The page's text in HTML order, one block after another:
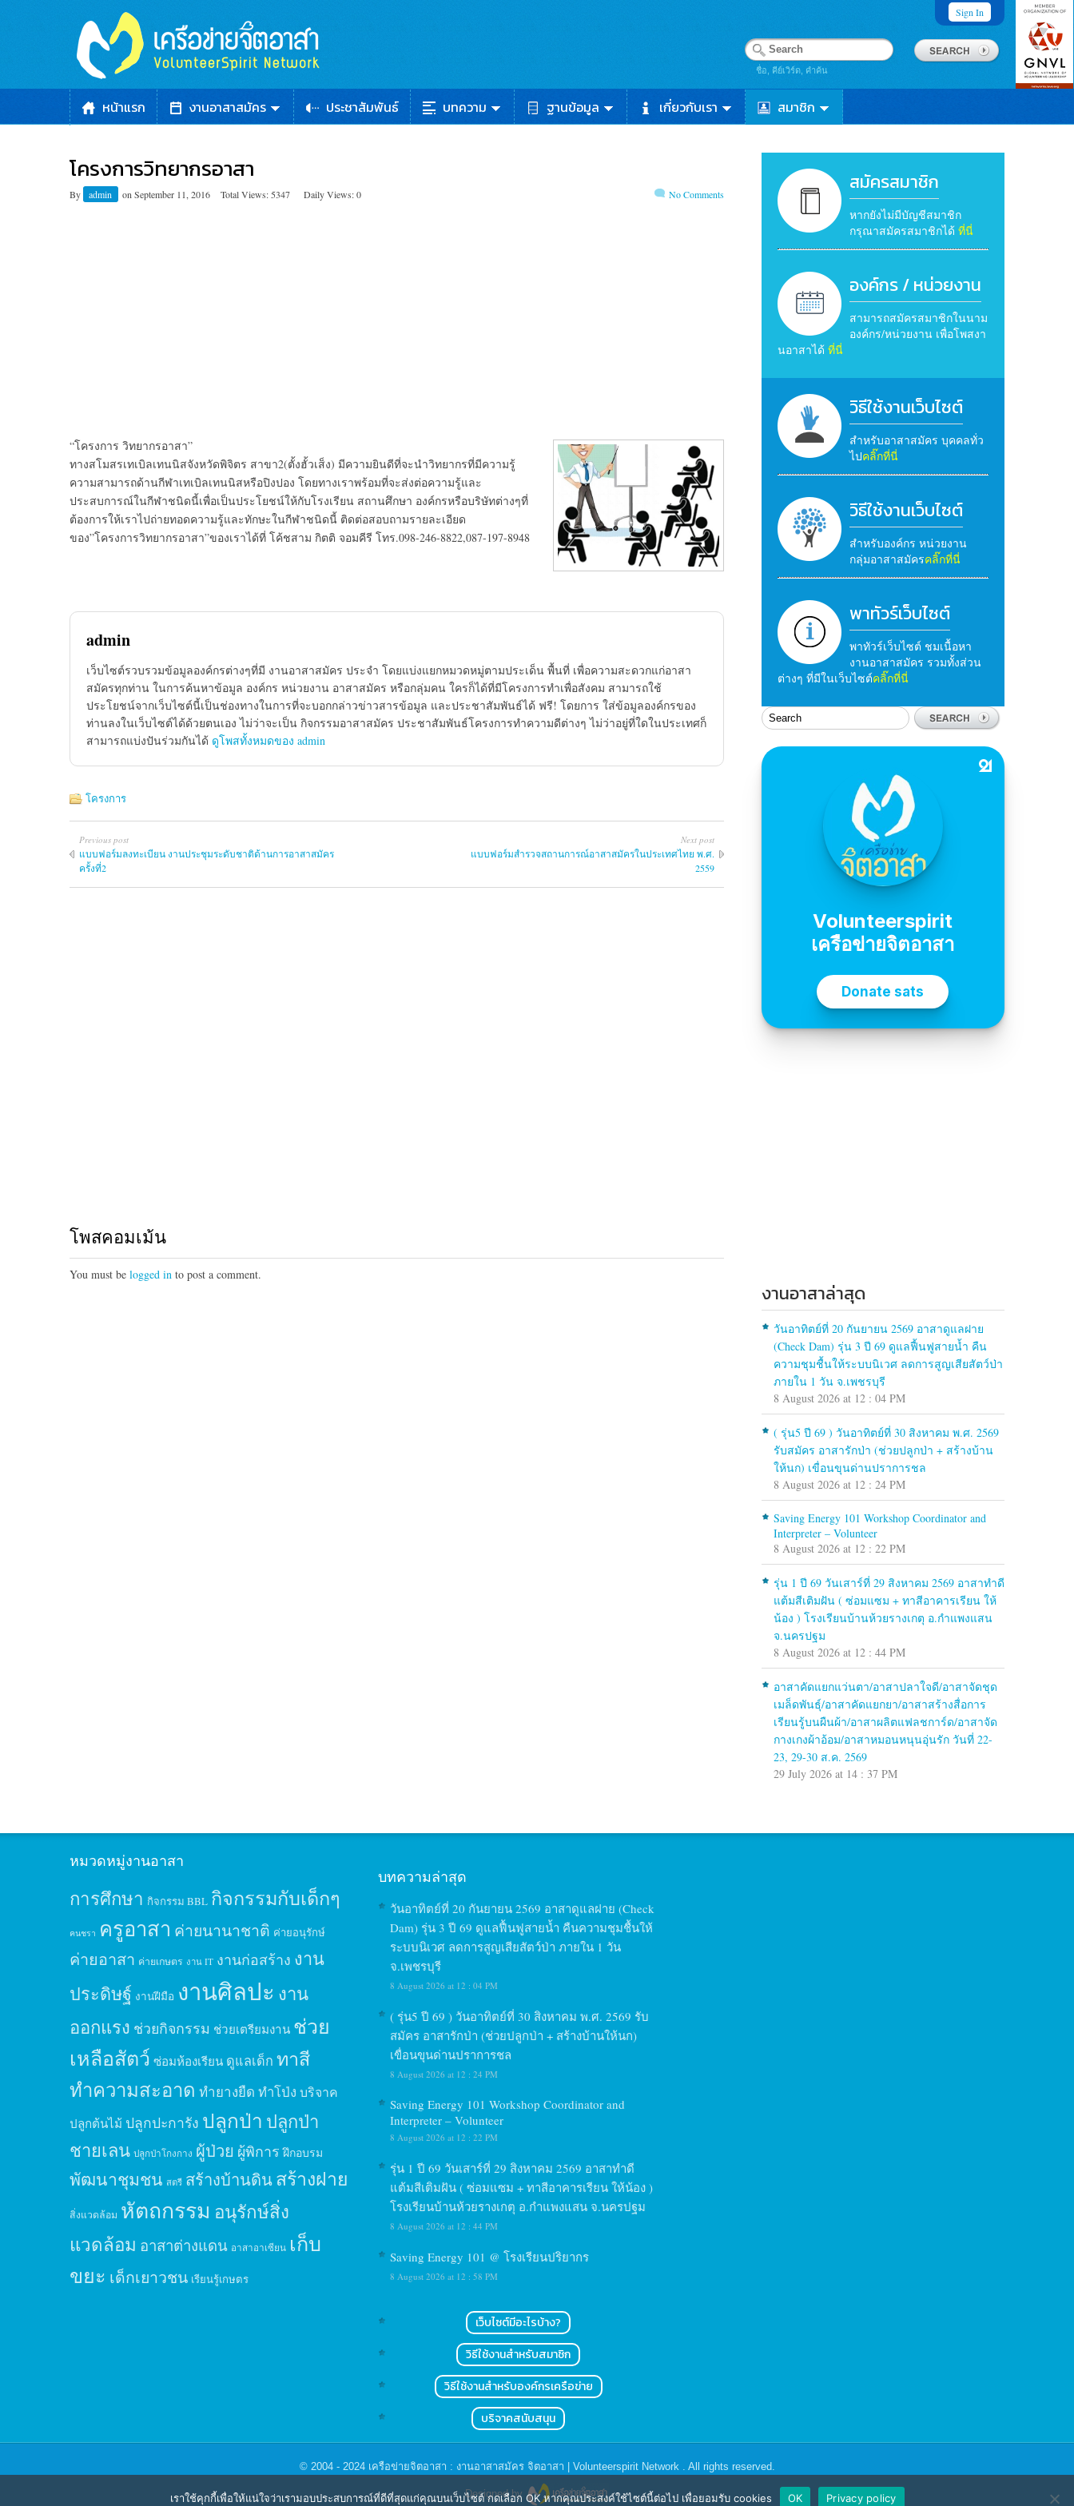
Sign In
ชื่อ, คีย์เวิร์ด, คำค้น
หน้าแรก งานอาสาสมัคร ประชาสัมพันธ์ บทความ ฐานข้อมูล เกี่ยวกับเรา สมาชิก
โครงการวิทยากรอาสา
By admin on September 11, 2016 Total Views: 5347 Daily Views: 0 No Comments
“โครงการ วิทยากรอาสา”
ทางสโมสรเทเบิลเทนนิสจังหวัดพิจิตร สาขา2(ตั้งฮั้วเส็ง) มีความยินดีที่จะนำวิทยากรที่มีความรู้
ความสามารถด้านกีฬาเทเบิลเทนนิสหรือปิงปอง โดยทางเราพร้อมที่จะส่งต่อความรู้และ
ประสบการณ์ในกีฬาชนิดนี้เพื่อเป็นประโยชน์ให้กับโรงเรียน สถานศึกษา องค์กรหรือบริษัทต่างๆที่
ต้องการให้เราไปถ่ายทอดความรู้และทักษะในกีฬาชนิดนี้ ติดต่อสอบถามรายละเอียด
ของ”โครงการวิทยากรอาสา”ของเราได้ที่ โค้ชสาม กิตติ จอมคีรี โทร.098-246-8822,087-197-8948
admin
เว็บไซต์รวบรวมข้อมูลองค์กรต่างๆที่มี งานอาสาสมัคร ประจำ โดยแบ่งแยกหมวดหมู่ตามประเด็น พื้นที่ เพื่อความสะดวกแก่อาสา
สมัครทุกท่าน ในการค้นหาข้อมูล องค์กร หน่วยงาน อาสาสมัคร หรือกลุ่มคน ใครก็ได้ที่มีโครงการทำเพื่อสังคม สามารถใช้
ประโยชน์จากเว็บไซต์นี้เป็นช่องทางในการที่จะบอกกล่าวข่าวสารข้อมูล และประชาสัมพันธ์ได้ ฟรี! โดยการ ใส่ข้อมูลองค์กรของ
ท่านลงในเว็บไซต์ได้ด้วยตนเอง ไม่ว่าจะเป็น กิจกรรมอาสาสมัคร ประชาสัมพันธ์โครงการทำความดีต่างๆ ไม่ว่าอยู่ที่ใดในประเทศก็
สามารถแบ่งปันร่วมกันได้ ดูโพสทั้งหมดของ admin
โครงการ
Previous post
แบบฟอร์มลงทะเบียน งานประชุมระดับชาติด้านการอาสาสมัคร
ครั้งที่2
Next post
แบบฟอร์มสำรวจสถานการณ์อาสาสมัครในประเทศไทย พ.ศ.
2559
โพสคอมเม้น
You must be logged in to post a comment.
สมัครสมาชิก
หากยังไม่มีบัญชีสมาชิก
กรุณาสมัครสมาชิกได้ ที่นี่
องค์กร / หน่วยงาน
สามารถสมัครสมาชิกในนาม
องค์กร/หน่วยงาน เพื่อโพสงา
นอาสาได้ ที่นี่
วิธีใช้งานเว็บไซต์
สำหรับอาสาสมัคร บุคคลทั่ว
ไปคลิ๊กที่นี่
วิธีใช้งานเว็บไซต์
สำหรับองค์กร หน่วยงาน
กลุ่มอาสาสมัครคลิ๊กที่นี่
พาทัวร์เว็บไซต์
พาทัวร์เว็บไซต์ ชมเนื้อหา
งานอาสาสมัคร รวมทั้งส่วน
ต่างๆ ที่มีในเว็บไซต์คลิ๊กที่นี่
งานอาสาล่าสุด
วันอาทิตย์ที่ 20 กันยายน 2569 อาสาดูแลฝาย
(Check Dam) รุ่น 3 ปี 69 ดูแลฟื้นฟูสายน้ำ คืน
ความชุมชื้นให้ระบบนิเวศ ลดการสูญเสียสัตว์ป่า
ภายใน 1 วัน จ.เพชรบุรี
8 August 2026 at 12 : 04 PM
( รุ่น5 ปี 69 ) วันอาทิตย์ที่ 30 สิงหาคม พ.ศ. 2569
รับสมัคร อาสารักป่า (ช่วยปลูกป่า + สร้างบ้าน
ให้นก) เขื่อนขุนด่านปราการชล
8 August 2026 at 12 : 24 PM
Saving Energy 101 Workshop Coordinator and
Interpreter – Volunteer
8 August 2026 at 12 : 22 PM
รุ่น 1 ปี 69 วันเสาร์ที่ 29 สิงหาคม 2569 อาสาทำดี
แต้มสีเติมฝัน ( ซ่อมแซม + ทาสีอาคารเรียน ให้
น้อง ) โรงเรียนบ้านห้วยรางเกตุ อ.กำแพงแสน
จ.นครปฐม
8 August 2026 at 12 : 44 PM
อาสาคัดแยกแว่นตา/อาสาปลาใจดี/อาสาจัดชุด
เมล็ดพันธุ์/อาสาคัดแยกยา/อาสาสร้างสื่อการ
เรียนรู้บนผืนผ้า/อาสาผลิตแฟลชการ์ด/อาสาจัด
กางเกงผ้าอ้อม/อาสาหมอนหนุนอุ่นรัก วันที่ 22-
23, 29-30 ส.ค. 2569
29 July 2026 at 14 : 37 PM
หมวดหมู่งานอาสา
การศึกษา กิจกรรม BBL กิจกรรมกับเด็กๆ
คนชรา ครูอาสา ค่ายนานาชาติ ค่ายอนุรักษ์
ค่ายอาสา ค่ายเกษตร งาน IT งานก่อสร้าง งาน
ประดิษฐ์ งานฝีมือ งานศิลปะ งาน
ออกแรง ช่วยกิจกรรม ช่วยเตรียมงาน ช่วย
เหลือสัตว์ ซ่อมห้องเรียน ดูแลเด็ก ทาสี
ทำความสะอาด ทำยางยืด ทำโป่ง บริจาค
ปลูกต้นไม้ ปลูกปะการัง ปลูกป่า ปลูกป่า
ชายเลน ปลูกป่าโกงกาง ผู้ป่วย ผู้พิการ ฝึกอบรม
พัฒนาชุมชน สตรี สร้างบ้านดินสร้างฝาย
สิ่งแวดล้อม หัตถกรรม อนุรักษ์สิ่ง
แวดล้อม อาสาต่างแดน อาสาอาเซียน เก็บ
ขยะ เด็กเยาวชน เรียนรู้เกษตร
บทความล่าสุด
วันอาทิตย์ที่ 20 กันยายน 2569 อาสาดูแลฝาย (Check
Dam) รุ่น 3 ปี 69 ดูแลฟื้นฟูสายน้ำ คืนความชุมชื้นให้
ระบบนิเวศ ลดการสูญเสียสัตว์ป่า ภายใน 1 วัน
จ.เพชรบุรี
8 August 2026 at 12 : 04 PM
( รุ่น5 ปี 69 ) วันอาทิตย์ที่ 30 สิงหาคม พ.ศ. 2569 รับ
สมัคร อาสารักป่า (ช่วยปลูกป่า + สร้างบ้านให้นก)
เขื่อนขุนด่านปราการชล
8 August 2026 at 12 : 24 PM
Saving Energy 101 Workshop Coordinator and
Interpreter – Volunteer
8 August 2026 at 12 : 22 PM
รุ่น 1 ปี 69 วันเสาร์ที่ 29 สิงหาคม 2569 อาสาทำดี
แต้มสีเติมฝัน ( ซ่อมแซม + ทาสีอาคารเรียน ให้น้อง )
โรงเรียนบ้านห้วยรางเกตุ อ.กำแพงแสน จ.นครปฐม
8 August 2026 at 12 : 44 PM
Saving Energy 101 @ โรงเรียนปริยากร
8 August 2026 at 12 : 58 PM
เว็บไซต์มีอะไรบ้าง?
วิธีใช้งานสำหรับสมาชิก
วิธีใช้งานสำหรับองค์กรเครือข่าย
บริจาคสนับสนุน
© 2004 - 2024 เครือข่ายจิตอาสา : งานอาสาสมัคร จิตอาสา | Volunteerspirit Network . All rights reserved.
Designed by
เราใช้คุกกี้เพื่อให้แน่ใจว่าเรามอบประสบการณ์ที่ดีที่สุดแก่คุณบนเว็บไซต์ กดเลือก OK หากคุณประสงค์ใช้ไซต์นี้ต่อไป เพื่อยอมรับ cookies OK Privacy policy